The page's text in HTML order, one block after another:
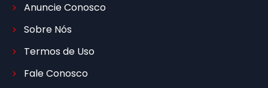
Anuncie Conosco
Sobre Nós
Termos de Uso
Fale Conosco